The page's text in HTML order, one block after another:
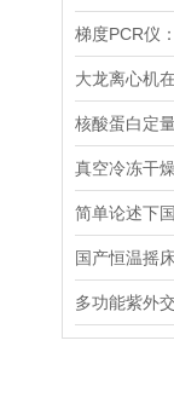
梯度PCR仪
国产恒温摇
多功能紫外